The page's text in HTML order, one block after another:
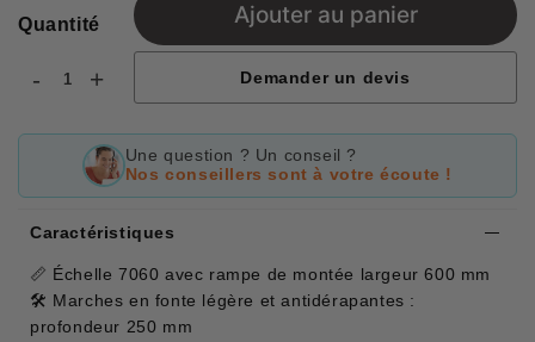
Quantité
- +
Ajouter au panier
Demander un devis
Une question ? Un conseil ?
Nos conseillers sont à votre écoute !
Caractéristiques
📏 Échelle 7060 avec rampe de montée largeur 600 mm
🛠️ Marches en fonte légère et antidérapantes :
profondeur 250 mm